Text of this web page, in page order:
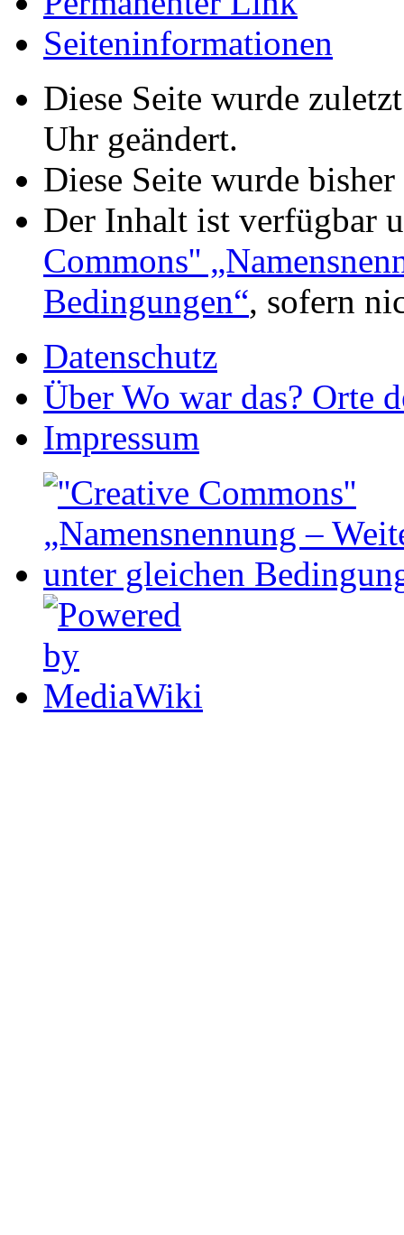
Seiteninformationen
Diese Seite wurde
Uhr geändert.
Diese Seite wurde
Der Inhalt ist verfügbar
Commons''
Bedingungen“, sofern
Datenschutz
Über Wo war das? Orte
Impressum